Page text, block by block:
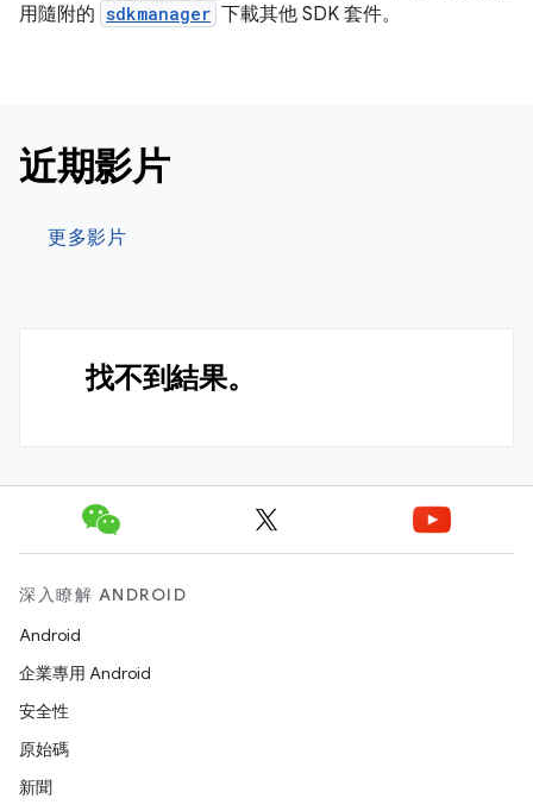
用隨附的 sdkmanager 下載其他 SDK 套件。
近期影片
更多影片
找不到結果。
深入瞭解 ANDROID
Android
企業專用 Android
安全性
原始碼
新聞